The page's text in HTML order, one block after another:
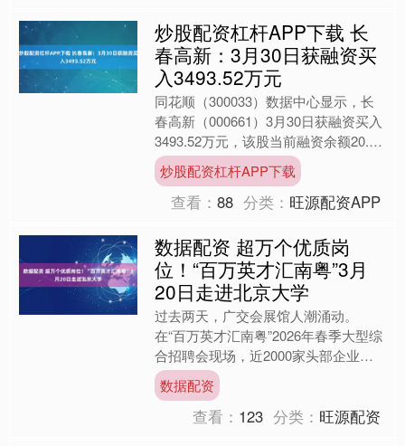
炒股配资杠杆APP下载 长
春高新：3月30日获融资买
入3493.52万元
同花顺（300033）数据中心显示，长
春高新（000661）3月30日获融资买入
3493.52万元，该股当前融资余额20.47
亿元，占流通市值的5.92%，超过....
炒股配资杠杆APP下载
查看：88 分类： 旺源配资APP
数据配资 超万个优质岗
位！“百万英才汇南粤”3月
20日走进北京大学
过去两天，广交会展馆人潮涌动。
在“百万英才汇南粤”2026年春季大型综
合招聘会现场，近2000家头部企业带
来8.5万个岗位，两天吸引超17万求职
者入场。 3月1....
数据配资
查看： 123 分类： 旺源配资